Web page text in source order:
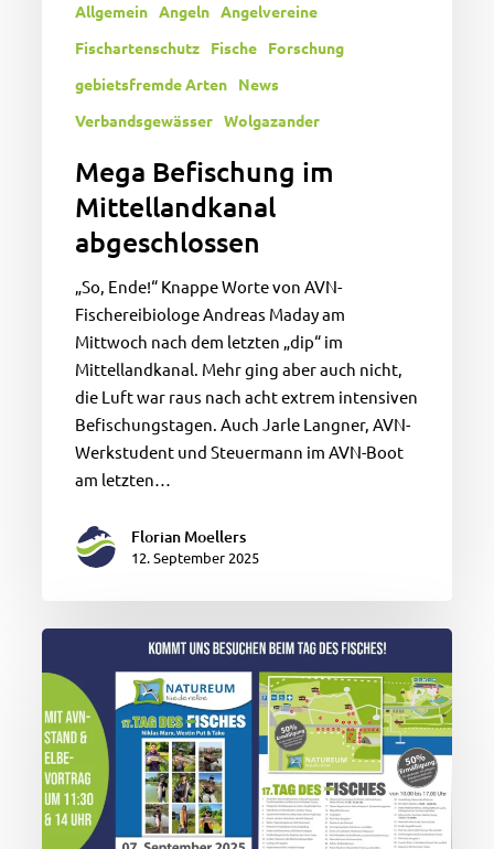
Allgemein Angeln Angelvereine
Fischartenschutz
Fische
Forschung
gebietsfremde Arten
News
Verbandsgewässer Wolgazander
Mega Befischung im
Mittellandkanal
abgeschlossen
„So, Ende!“ Knappe Worte von AVN-
Fischereibiologe Andreas Maday am
Mittwoch nach dem letzten „dip“ im
Mittellandkanal. Mehr ging aber auch nicht,
die Luft war raus nach acht extrem intensiven
Befischungstagen. Auch Jarle Langner, AVN-
Werkstudent und Steuermann im AVN-Boot
am letzten…
Florian Moellers
12. September 2025
07.09.2025:
des
Fisches
im
Natureum